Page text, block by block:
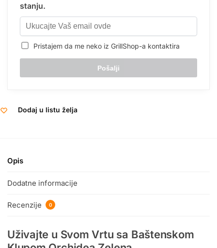
stanju.
Pristajem da me neko iz GrillShop-a kontaktira
Dodaj u listu želja
Opis
Dodatne informacije
Recenzije 0
Uživajte u Svom Vrtu sa Baštenskom